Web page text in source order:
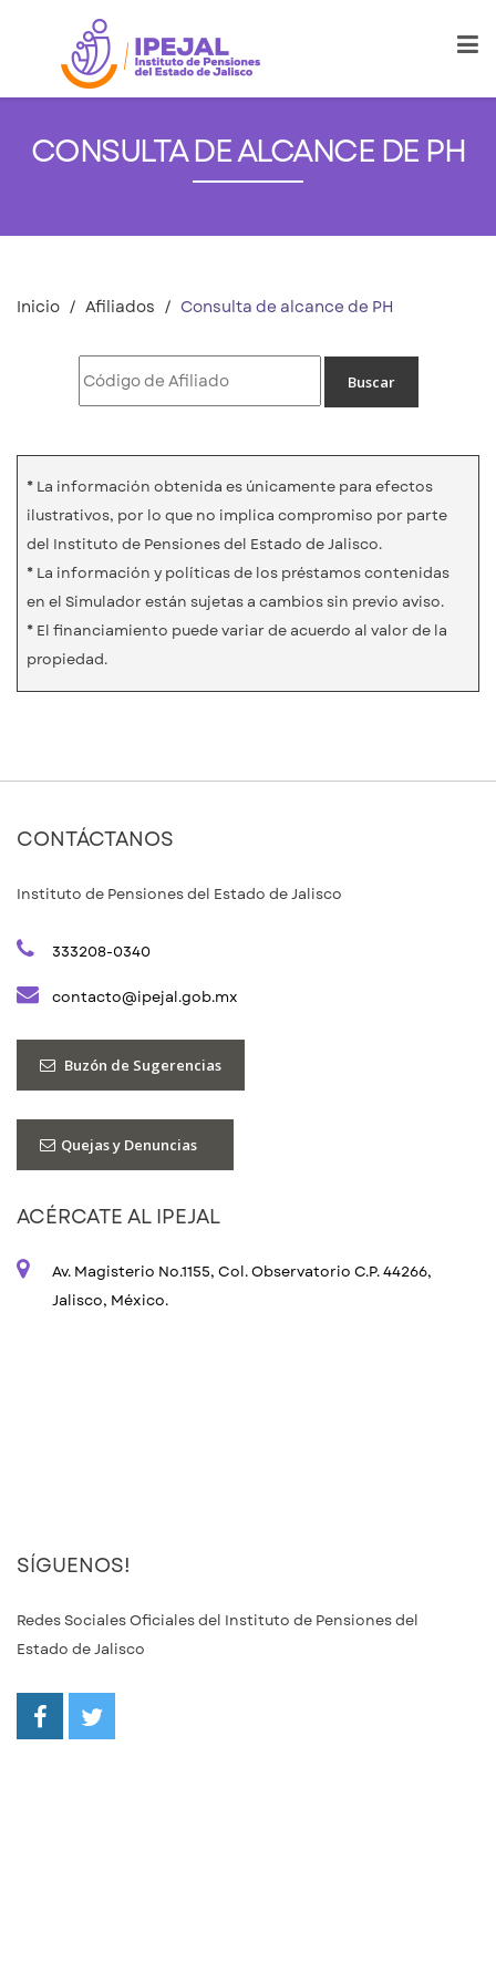
CONSULTA DE ALCANCE DE PH
Inicio Afiliados Consulta de alcance de PH
* La información obtenida es únicamente para efectos
ilustrativos, por lo que no implica compromiso por parte
del Instituto de Pensiones del Estado de Jalisco.
* La información y políticas de los préstamos contenidas
en el Simulador están sujetas a cambios sin previo aviso.
* El financiamiento puede variar de acuerdo al valor de la
propiedad.
CONTÁCTANOS
Instituto de Pensiones del Estado de Jalisco
333208-0340
contacto@ipejal.gob.mx
Buzón de Sugerencias
Quejas y Denuncias
ACÉRCATE AL IPEJAL
Av. Magisterio No.1155, Col. Observatorio C.P. 44266,
Jalisco, México.
SÍGUENOS!
Redes Sociales Oficiales del Instituto de Pensiones del
Estado de Jalisco